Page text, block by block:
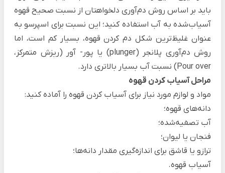
باید بر اساس روش دم‌آوری دلخواهتان از نسبت صحیح قهوه
آسیاب‌شده به آب استفاده کنید؛ این نسبت برای اسپرسو به
عنوان غلیظ‌ترین شکل دم کردن قهوه، بسیار کم است، اما
روش دم‌آوری پلانجر (plunger) یا پور- آور (ریزش متمرکز،
Pour over) نسبت آب بسیار بالاتری دارد.
مراحل آسیاب کردن قهوه
مواد و لوازم مورد نیاز برای آسیاب کردن قهوه را آماده کنید:
دانه‌های قهوه؛
آب تصفیه‌شده؛
فنجان یا لیوان؛
ترازو یا قاشق برای اندازه‌گیری مقدار دانه‌ها؛
آسیاب قهوه.